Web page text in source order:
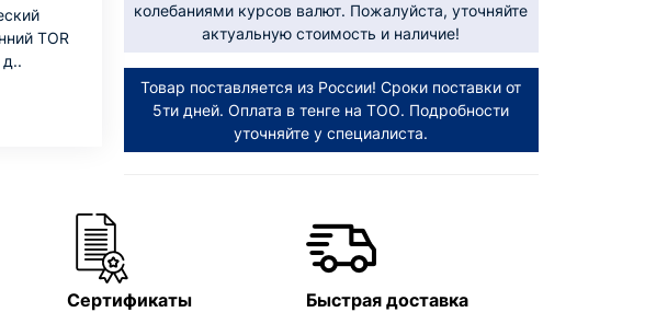
TOR
д..
колебаниями курсов валют. Пожалуйста, уточняйте
актуальную стоимость и наличие!
Товар поставляется из России! Сроки поставки от
5ти дней. Оплата в тенге на ТОО. Подробности
уточняйте у специалиста.
Сертификаты Быстрая доставка